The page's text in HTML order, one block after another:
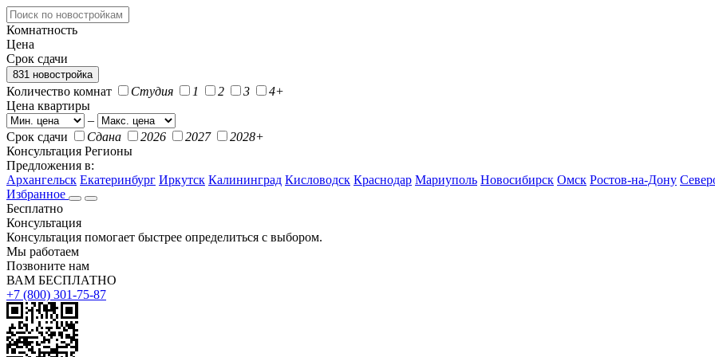
Комнатность
Цена
Срок сдачи
831 новостройка
Количество комнат Студия 1 2 3
4+
Цена квартиры
–
Срок сдачи
Сдана 2026 2027
2028+
Консультация Регионы
Предложения в:
Архангельск Екатеринбург Иркутск Калининград Кисловодск Краснодар Мариуполь Новосибирск Омск Ростов-на-Дону
Избранное
Бесплатно
Консультация
Консультация помогает быстрее определиться с выбором.
Мы работаем
Позвоните нам
ВАМ БЕСПЛАТНО
+7 (800) 301-75-87